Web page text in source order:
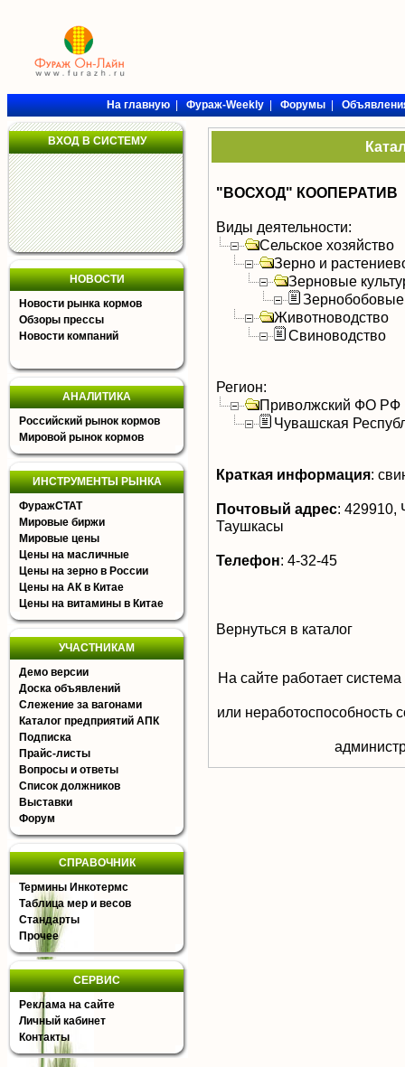
На главную|Фураж-Weekly|Форумы|
ВХОД В СИСТЕМУ
НОВОСТИ
Новости рынка кормов
Обзоры прессы
Новости компаний
АНАЛИТИКА
Российский рынок кормов
Мировой рынок кормов
ИНСТРУМЕНТЫ РЫНКА
ФуражСТАТ
Мировые биржи
Мировые цены
Цены на масличные
Цены на зерно в России
Цены на АК в Китае
Цены на витамины в Китае
УЧАСТНИКАМ
Демо версии
Доска объявлений
Слежение за вагонами
Каталог предприятий АПК
Подписка
Прайс-листы
Вопросы и ответы
Список должников
Выставки
Форум
СПРАВОЧНИК
Термины Инкотермс
Таблица мер и весов
Стандарты
Прочее
СЕРВИС
Реклама на сайте
Личный кабинет
Контакты
"ВОСХОД" КООПЕРАТИВ
Виды деятельности:
Сельское хозяйство
Зерно и
Зерновые
Зернобобовые
Животноводство
Свиноводство
Регион:
Приволжский ФО РФ
Чувашская
Краткая информация:
Почтовый адрес: 429910,
Таушкасы
Телефон: 4-32-45
Вернуться в каталог
На сайте работает
или неработоспособность